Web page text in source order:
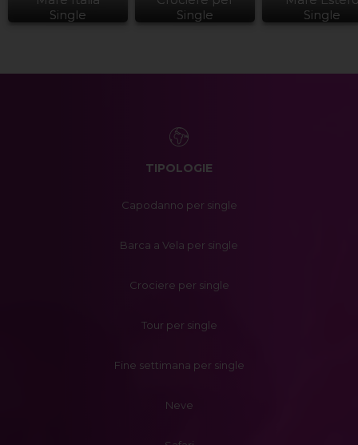
Single
Single
Single
TIPOLOGIE
Capodanno per single
Barca a Vela per single
Crociere per single
Tour per single
Fine settimana per single
Neve